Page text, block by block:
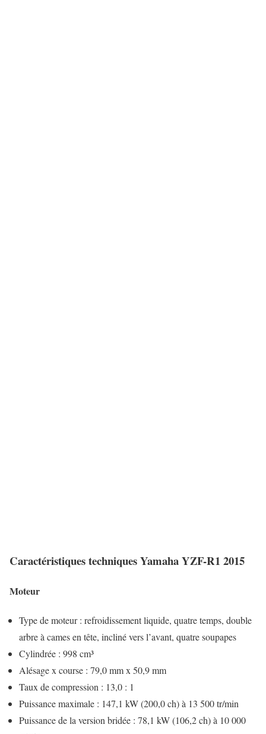
Caractéristiques techniques Yamaha YZF-R1 2015
Moteur
Type de moteur : refroidissement liquide, quatre temps, double
arbre à cames en tête, incliné vers l’avant, quatre soupapes
Cylindrée : 998 cm³
Alésage x course : 79,0 mm x 50,9 mm
Taux de compression : 13,0 : 1
Puissance maximale : 147,1 kW (200,0 ch) à 13 500 tr/min
Puissance de la version bridée : 78,1 kW (106,2 ch) à 10 000